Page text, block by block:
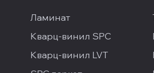
Ламинат
Кварц-винил SPC
Кварц-винил LVT